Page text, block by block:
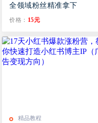
全领域粉丝精准拿下
价格： 15元
精品教程